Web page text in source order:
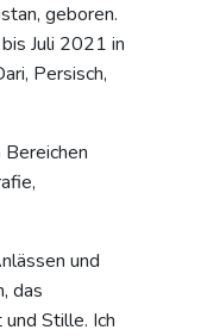
geboren.
Juli 2021 in
Persisch,
und
das
Stille. Ich